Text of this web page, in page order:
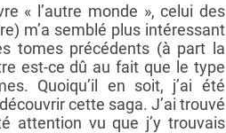
« l’autre monde », celui des
m’a semblé plus intéressant
tomes précédents (à part la
est-ce dû au fait que le type
Quoiqu’il en soit, j’ai été
cette saga. J’ai trouvé
attention vu que j’y trouvais